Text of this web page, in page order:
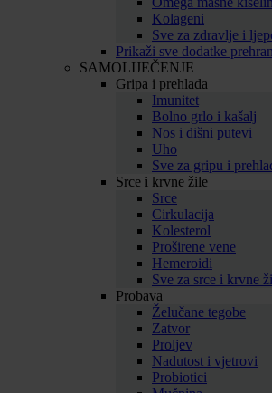
Kolageni
Sve za zdravlje i
Prikaži sve dodatke
SAMOLIJEČENJE
Gripa i prehlada
Imunitet
Bolno grlo i kašalj
Nos i dišni putevi
Uho
Sve za gripu i
Srce i krvne žile
Srce
Cirkulacija
Kolesterol
Proširene vene
Hemeroidi
Sve za srce i krvne
Probava
Želučane tegobe
Zatvor
Proljev
Nadutost i vjetrovi
Probiotici